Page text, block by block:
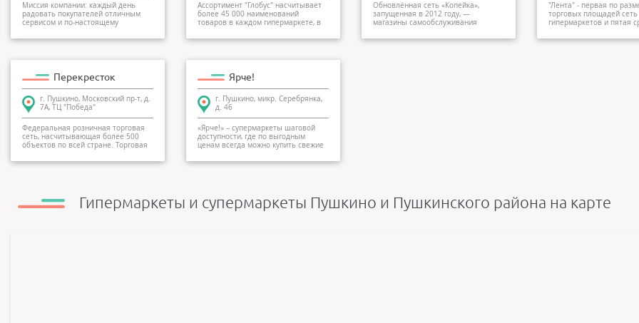
Миссия компании: каждый день
радовать покупателей отличным
сервисом и по-настоящему
Ассортимент "Глобус" насчитывает
более 45 000 наименований
товаров в каждом гипермаркете, в
Обновлённая сеть «Копейка»,
запущенная в 2012 году, —
магазины самообслуживания
"Лента" - первая по
торговых площадей сеть
гипермаркетов и пятая
Перекресток
г. Пушкино, Московский пр-т, д.
7A, ТЦ "Победа"
Федеральная розничная торговая
сеть, насчитывающая более 500
объектов по всей стране. Торговая
Ярче!
г. Пушкино, микр. Серебрянка,
д. 46
«Ярче!» – супермаркеты шаговой
доступности, где по выгодным
ценам всегда можно купить свежие
Гипермаркеты и супермаркеты Пушкино и Пушкинского района на карте